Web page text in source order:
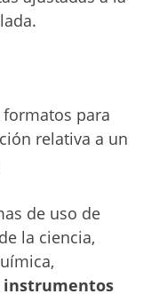
para
relativa a un
de uso de
la ciencia,
instrumentos